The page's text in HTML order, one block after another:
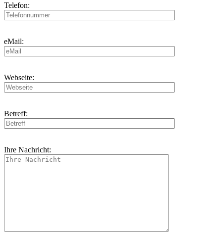
Telefon:
eMail:
Webseite:
Betreff:
Ihre Nachricht: